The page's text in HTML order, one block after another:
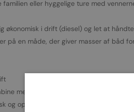
familien eller hyggelige ture med
økonomisk i drift (diesel) og let at
på en måde, der giver masser af båd
med sovepladser
og opbevaring